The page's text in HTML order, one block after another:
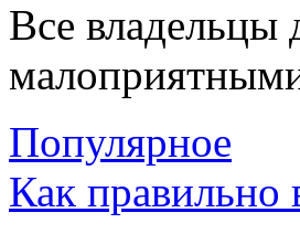
Все владельцы
Популярное
Как правильно